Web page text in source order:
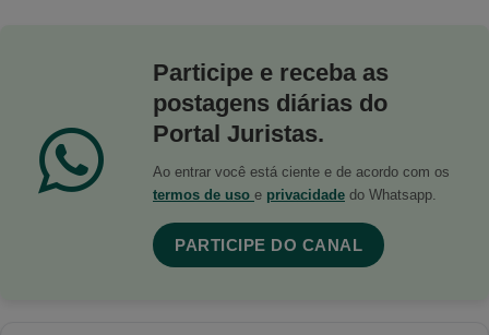
Participe e receba as
postagens diárias do
Portal Juristas.
Ao entrar você está ciente e de acordo com os
termos de uso e privacidade do Whatsapp.
PARTICIPE DO CANAL